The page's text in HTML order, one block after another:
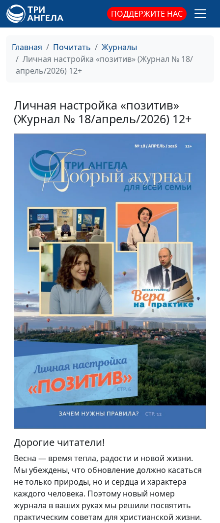
ПОДДЕРЖИТЕ НАС
Главная Почитать
Журналы
Личная настройка «позитив» (Журнал № 18/
апрель/2026) 12+
Личная настройка «позитив»
(Журнал № 18/апрель/2026) 12+
Дорогие читатели!
Весна — время тепла, радости и новой жизни.
Мы убеждены, что обновление должно касаться
не только природы, но и сердца и характера
каждого человека. Поэтому новый номер
журнала в ваших руках мы решили посвятить
практическим советам для христианской жизни.